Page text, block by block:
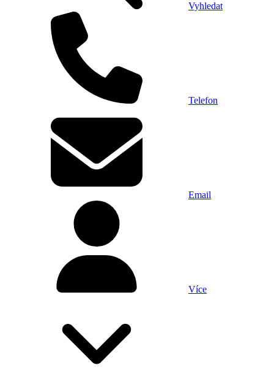
Vyhledat
Telefon
Email
Více